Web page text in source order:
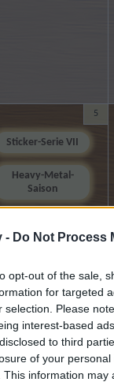
- Do Not Process
opt-out of the sale,
for targeted
selection. Please
interest-based
to third
of your
This information
5
Sticker-Serie VII
Heavy-Metal-
Saison
Chroniken II -
Vollmondnacht -
Ende 22 Uhr
Mini-Events
{Event} Der
Obsthändler -